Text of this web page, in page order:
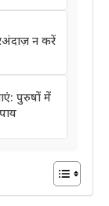
न करें
पुरुषों में